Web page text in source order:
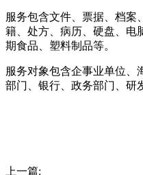
服务包含文件、票据、档案
籍、处方、病历、硬盘、电
期食品、塑料制品等。
服务对象包含企事业单位、
部门、银行、政务部门、研
上一篇: